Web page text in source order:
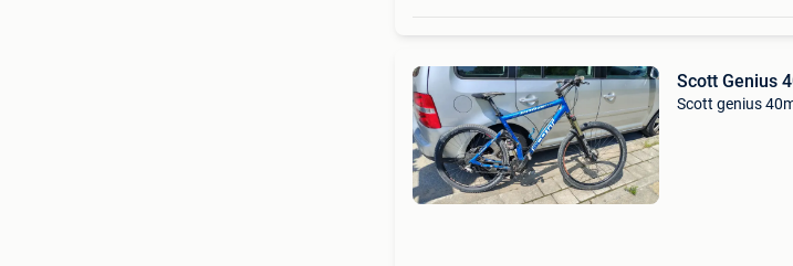
Scott Genius
Scott genius